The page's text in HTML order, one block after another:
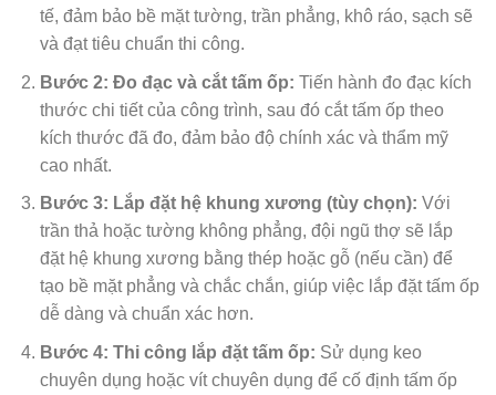
tế, đảm bảo bề mặt tường, trần phẳng, khô ráo, sạch sẽ
và đạt tiêu chuẩn thi công.
Bước 2: Đo đạc và cắt tấm ốp: Tiến hành đo đạc kích
thước chi tiết của công trình, sau đó cắt tấm ốp theo
kích thước đã đo, đảm bảo độ chính xác và thẩm mỹ
cao nhất.
Bước 3: Lắp đặt hệ khung xương (tùy chọn): Với
trần thả hoặc tường không phẳng, đội ngũ thợ sẽ lắp
đặt hệ khung xương bằng thép hoặc gỗ (nếu cần) để
tạo bề mặt phẳng và chắc chắn, giúp việc lắp đặt tấm ốp
dễ dàng và chuẩn xác hơn.
Bước 4: Thi công lắp đặt tấm ốp: Sử dụng keo
chuyên dụng hoặc vít chuyên dụng để cố định tấm ốp